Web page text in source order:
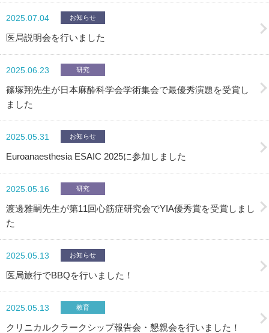
お知らせ
2025.07.04
医局説明会を行いました
研究
2025.06.23
篠塚翔先生が日本麻酔科学会学術集会で最優秀演題を受賞し
ました
お知らせ
2025.05.31
Euroanaesthesia ESAIC 2025に参加しました
研究
2025.05.16
渡邊雅嗣先生が第11回心筋症研究会でYIA優秀賞を受賞しまし
た
お知らせ
2025.05.13
医局旅行でBBQを行いました！
教育
2025.05.13
クリニカルクラークシップ報告会・懇親会を行いました！